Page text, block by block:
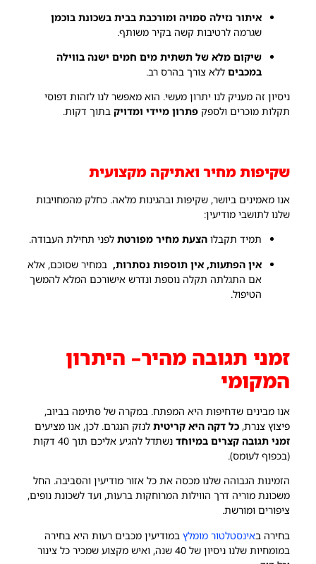
איתור נזילה סמויה ומורכבת בבית בשכונת בוכמן
שגרמה לרטיבות קשה בקיר משותף.
שיקום מלא של תשתית מים חמים ישנה בווילה
במכביםללא צורך בהרס רב.
ניסיון זה מעניק לנו יתרון מעשי. הוא מאפשר לנו לזהות דפוסי
תקלות מוכרים ולספק פתרון מיידי ומדויקבתוך דקות.
שקיפות מחיר ואתיקה מקצועית
אנו מאמינים ביושר, שקיפות ובהגינות מלאה. כחלק מהמחויבות
שלנו לתושבי מודיעין:
תמיד תקבלו הצעת מחיר מפורטת לפני תחילת העבודה.
אין הפתעות, אין תוספות נסתרות, במחיר שסוכם, אלא
אם התגלתה תקלה נוספת ונדרש אישורכם המלא להמשך
הטיפול.
זמני תגובה מהיר– היתרון
המקומי
אנו מבינים שדחיפות היא המפתח. במקרה של סתימה בביוב,
פיצוץ צנרת, כל דקה היא קריטיתלנזק הנגרם. לכן, אנו מציעים
זמני תגובה קצרים במיוחד
נשתדל להגיע אליכם תוך 40 דקות
(בכפוף לעומס).
הזמינות הגבוהה שלנו מכסה את כל אזור מודיעין והסביבה. החל
משכונת מוריה דרך הווילות המרוחקות ברעות, ועד לשכונת נופים,
ציפורים ומורשת.
בחירה באינסטלטור מומלץבמודיעין מכבים רעות היא בחירה
במומחיות שלנו ניסיון של 40 שנה, ואיש מקצוע שמכיר כל צינור